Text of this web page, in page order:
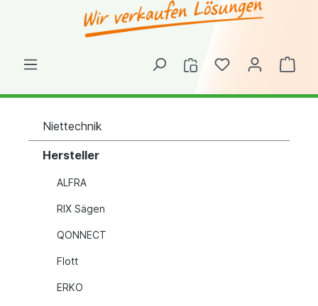
Niettechnik
Hersteller
ALFRA
RIX Sägen
QONNECT
Flott
ERKO